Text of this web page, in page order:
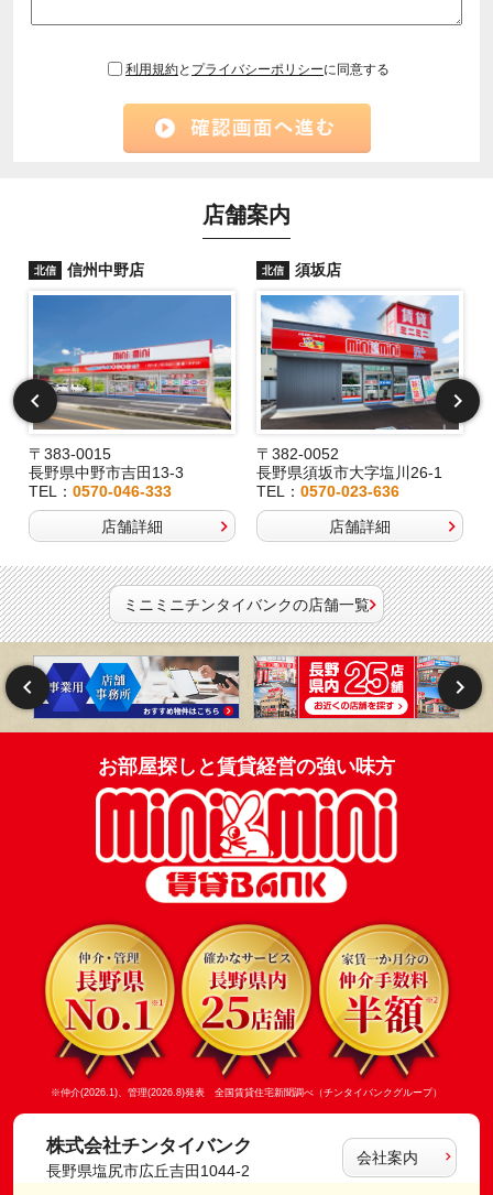
利用規約と プライバシーポリシーに同意する
店舗案内
北信 信州中野店
〒383-0015
長野県中野市吉田13-3
TEL： 0570-046-333
店舗詳細
北信 須坂店
〒382-0052
長野県須坂市大字塩川26-1
TEL：0570-023-636
店舗詳細
ミニミニチンタイバンクの店舗一覧
お部屋探しと賃貸経営の強い味方
※仲介(2026.1)、管理(2026.8)発表 全国賃貸住宅新聞調べ（チンタイバンクグループ）
株式会社チンタイバンク
長野県塩尻市広丘吉田1044-2
会社案内